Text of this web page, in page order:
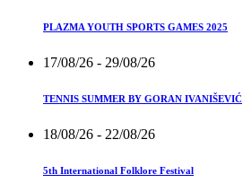
PLAZMA YOUTH SPORTS GAMES 2025
17/08/26 - 29/08/26
TENNIS SUMMER BY GORAN IVANIŠEVIĆ
18/08/26 - 22/08/26
5th International Folklore Festival